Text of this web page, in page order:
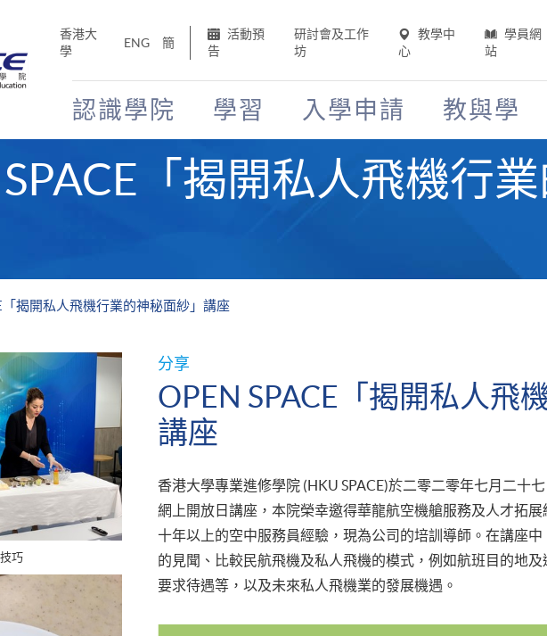
香港大
學
ENG 簡
活動預
告
研討會及工作
坊
教學中
心
學員網
站
認識學院 學習 入學申請 教與學
「揭開私人飛機行
「揭開私人飛機行業的神秘面紗」講座
分享
OPEN SPACE「揭開私人飛
講座
香港大學專業進修學院 (HKU SPACE)於二零二零年七月二十
網上開放日講座，本院榮幸邀得華龍航空機艙服務及人才拓
十年以上的空中服務員經驗，現為公司的培訓導師。在講座
的見聞、比較民航飛機及私人飛機的模式，例如航班目的地
要求待遇等，以及未來私人飛機業的發展機遇。
巧